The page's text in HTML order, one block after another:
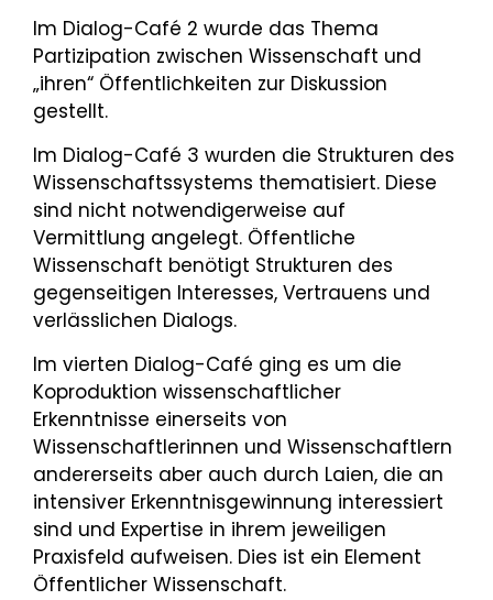
Im Dialog-Café 2 wurde das Thema
Partizipation zwischen Wissenschaft und
„ihren“ Öffentlichkeiten zur Diskussion
gestellt.
Im Dialog-Café 3 wurden die Strukturen des
Wissenschaftssystems thematisiert. Diese
sind nicht notwendigerweise auf
Vermittlung angelegt. Öffentliche
Wissenschaft benötigt Strukturen des
gegenseitigen Interesses, Vertrauens und
verlässlichen Dialogs.
Im vierten Dialog-Café ging es um die
Koproduktion wissenschaftlicher
Erkenntnisse einerseits von
Wissenschaftlerinnen und Wissenschaftlern
andererseits aber auch durch Laien, die an
intensiver Erkenntnisgewinnung interessiert
sind und Expertise in ihrem jeweiligen
Praxisfeld aufweisen. Dies ist ein Element
Öffentlicher Wissenschaft.